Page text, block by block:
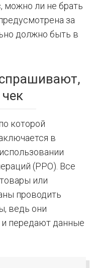
можно ли не брать
за
должно быть в
которой
в
(РРО). Все
или
проводить
ведь они
передают данные